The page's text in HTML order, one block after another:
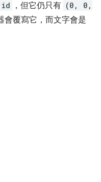
id ，但它仍只有 (0, 0,
會覆寫它，而文字會是